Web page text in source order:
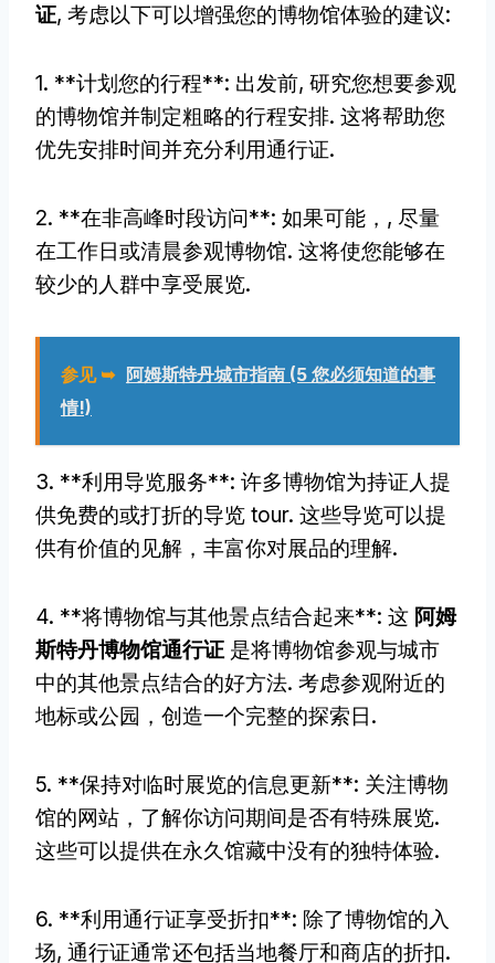
证, 考虑以下可以增强您的博物馆体验的建议:
1. **计划您的行程**: 出发前, 研究您想要参观
的博物馆并制定粗略的行程安排. 这将帮助您
优先安排时间并充分利用通行证.
2. **在非高峰时段访问**: 如果可能，, 尽量
在工作日或清晨参观博物馆. 这将使您能够在
较少的人群中享受展览.
参见 ➥ 阿姆斯特丹城市指南 (5 您必须知道的事
情!)
3. **利用导览服务**: 许多博物馆为持证人提
供免费的或打折的导览 tour. 这些导览可以提
供有价值的见解，丰富你对展品的理解.
4. **将博物馆与其他景点结合起来**: 这 阿姆
斯特丹博物馆通行证 是将博物馆参观与城市
中的其他景点结合的好方法. 考虑参观附近的
地标或公园，创造一个完整的探索日.
5. **保持对临时展览的信息更新**: 关注博物
馆的网站，了解你访问期间是否有特殊展览.
这些可以提供在永久馆藏中没有的独特体验.
6. **利用通行证享受折扣**: 除了博物馆的入
场, 通行证通常还包括当地餐厅和商店的折扣.